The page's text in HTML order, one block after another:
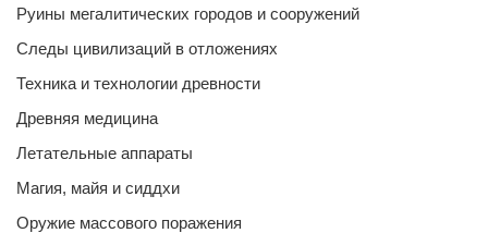
Руины мегалитических городов и сооружений
Следы цивилизаций в отложениях
Техника и технологии древности
Древняя медицина
Летательные аппараты
Магия, майя и сиддхи
Оружие массового поражения